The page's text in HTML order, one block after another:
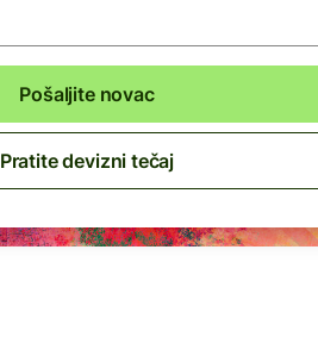
Pošaljite novac
Pratite devizni tečaj